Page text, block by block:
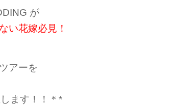
が
い花嫁必見！
アーを
ます！！＊*